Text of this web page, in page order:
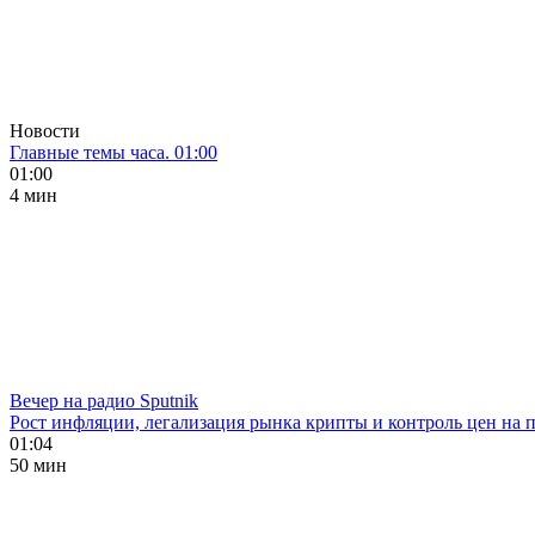
Новости
Главные темы часа. 01:00
01:00
4 мин
Вечер на радио Sputnik
Рост инфляции, легализация рынка крипты и контроль цен на
01:04
50 мин